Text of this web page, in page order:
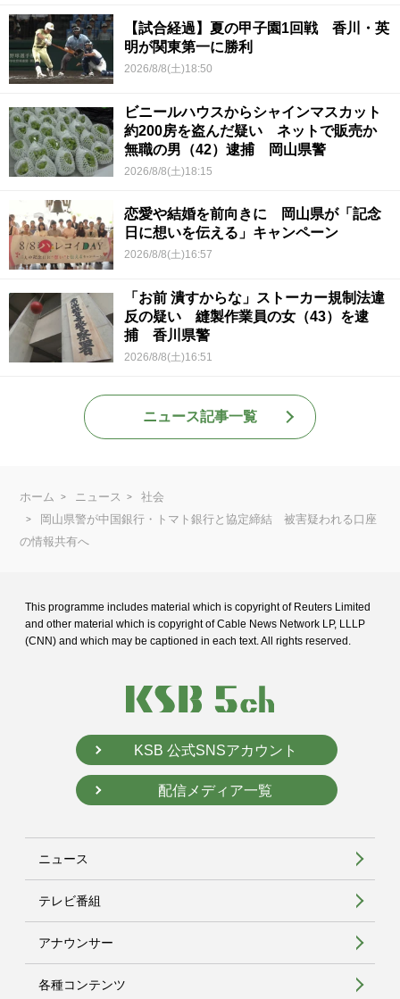
【試合経過】夏の甲子園1回戦 香川・英
明が関東第一に勝利
2026/8/8(土)18:50
ビニールハウスからシャインマスカット
約200房を盗んだ疑い ネットで販売か
無職の男（42）逮捕 岡山県警
2026/8/8(土)18:15
恋愛や結婚を前向きに 岡山県が「記念
日に想いを伝える」キャンペーン
2026/8/8(土)16:57
「お前 潰すからな」ストーカー規制法違
反の疑い 縫製作業員の女（43）を逮
捕 香川県警
2026/8/8(土)16:51
ニュース記事一覧
ホーム ニュース
社会
岡山県警が中国銀行・トマト銀行と協定締結 被害疑われる口座
の情報共有へ
This programme includes material which is copyright of Reuters Limited
and other material which is copyright of Cable News Network LP, LLLP
(CNN) and which may be captioned in each text. All rights reserved.
KSB 公式SNSアカウント
配信メディア一覧
ニュース
テレビ番組
アナウンサー
各種コンテンツ